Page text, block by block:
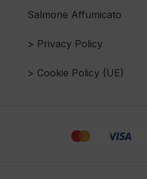
Salmone Affumicato
> Privacy Policy
> Cookie Policy (UE)